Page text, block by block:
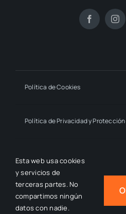
Política de Cookies
Política de Privacidad y
© 2024 - 2026- by macmahon
All Rights
Esta web usa cookies
y servicios de
terceras partes. No
compartimos ningún
datos con nadie.